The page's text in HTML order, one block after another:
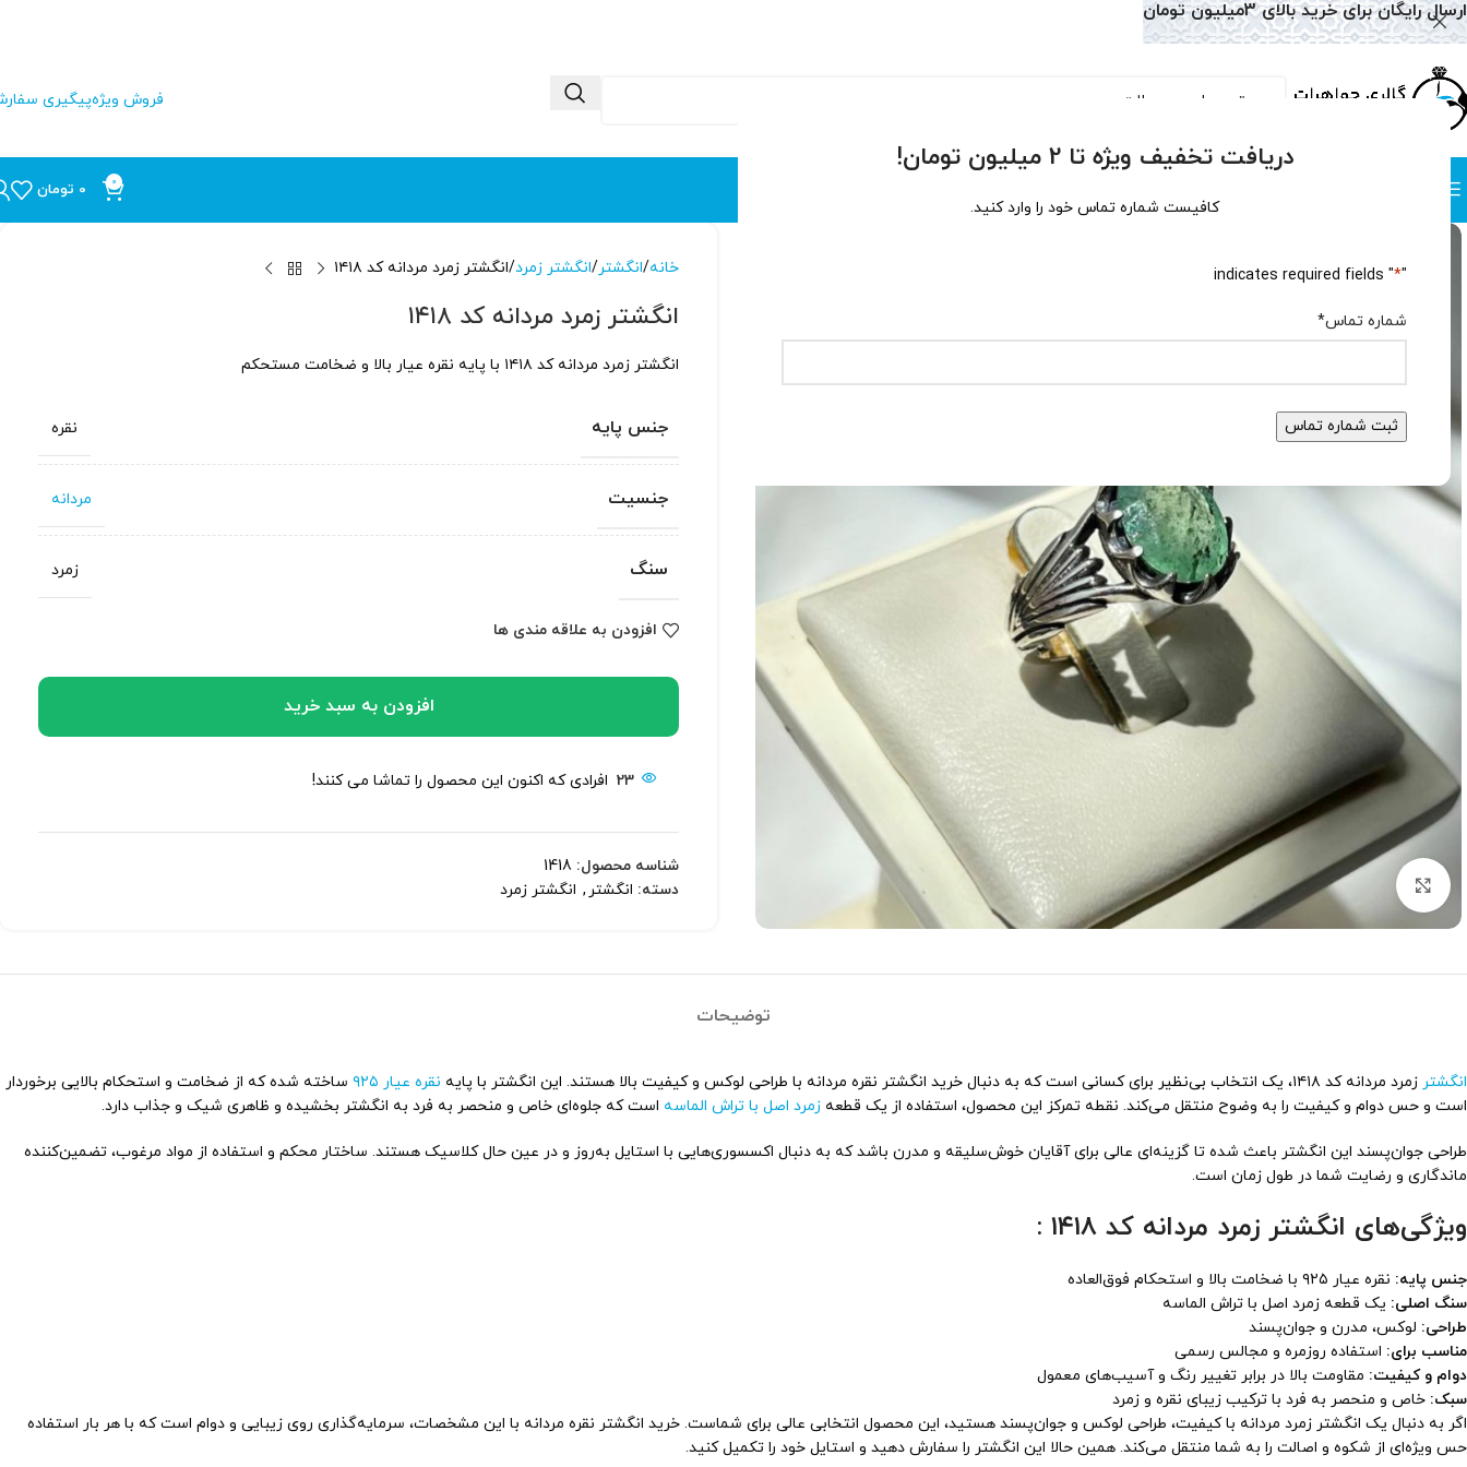
دریافت تخفیف ویژه تا 2 میلیون تومان!
کافیست شماره تماس خود را وارد کنید.
"
*
" indicates required fields
شماره تماس*
فروش ویژهپیگیری
0
0 تومان
برای بزرگنمایی کلیک کنید
خانه انگشتر انگشتر زمرد انگشتر زمرد مردانه کد ۱۴۱۸
انگشتر زمرد مردانه کد ۱۴۱۸
انگشتر زمرد مردانه کد ۱۴۱۸ با پایه نقره عیار بالا و ضخامت مستحکم
جنس پایه نقره
جنسیت مردانه
سنگ زمرد
افزودن به علاقه مندی ها
افزودن به سبد خرید
23 افرادی که اکنون این محصول را تماشا می کنند!
شناسه محصول: 1418
دسته: انگشتر , انگشتر زمرد
توضیحات
انگشتر زمرد مردانه کد ۱۴۱۸، یک انتخاب بی‌نظیر برای کسانی است که به دنبال خرید انگشتر نقره مردانه با طراحی لوکس و کیفیت بالا هستند. این انگشتر با پایه نقره عیار ۹۲۵
ساخته شده که از ضخامت و استحکام بالایی برخوردار
است و حس دوام و کیفیت را به وضوح منتقل می‌کند. نقطه تمرکز این محصول، استفاده از یک قطعه زمرد اصل با تراش الماسه است که جلوه‌ای خاص و منحصر به فرد به انگشتر بخشیده و ظاهری شیک و جذاب دارد.
طراحی جوان‌پسند این انگشتر باعث شده تا گزینه‌ای عالی برای آقایان خوش‌سلیقه و مدرن باشد که به دنبال اکسسوری‌هایی با استایل به‌روز و در عین حال کلاسیک هستند. ساختار محکم و استفاده از مواد مرغوب، تضمین‌کننده
ماندگاری و رضایت شما در طول زمان است.
ویژگی‌های انگشتر زمرد مردانه کد ۱۴۱۸ :
جنس پایه: نقره عیار ۹۲۵ با ضخامت بالا و استحکام فوق‌العاده
سنگ اصلی: یک قطعه زمرد اصل با تراش الماسه
طراحی: لوکس، مدرن و جوان‌پسند
مناسب برای: استفاده روزمره و مجالس رسمی
دوام و کیفیت: مقاومت بالا در برابر تغییر رنگ و آسیب‌های معمول
سبک: خاص و منحصر به فرد با ترکیب زیبای نقره و زمرد
اگر به دنبال یک انگشتر زمرد مردانه با کیفیت، طراحی لوکس و جوان‌پسند هستید، این محصول انتخابی عالی برای شماست. خرید انگشتر نقره مردانه با این مشخصات، سرمایه‌گذاری روی زیبایی و دوام است که با هر بار استفاده
حس ویژه‌ای از شکوه و اصالت را به شما منتقل می‌کند. همین حالا این انگشتر را سفارش دهید و استایل خود را تکمیل کنید.
ارسال رایگان برای خرید بالای 3میلیون تومان